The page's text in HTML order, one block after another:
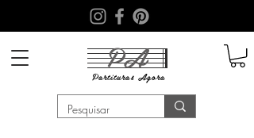
PA
Partituras Agora